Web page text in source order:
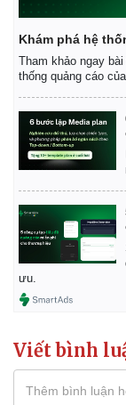
Kinh tế
Bất động sản
Khởi nghiệp
Khám phá hệ
Tham khảo ngay
thống quảng cáo
ưu.
Viết bình